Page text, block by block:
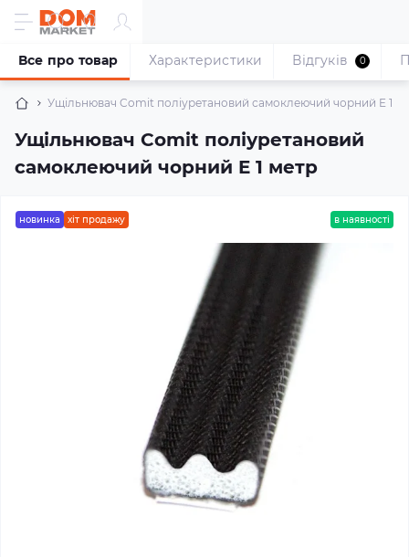
Ущільнювач Comit поліуретановий самоклеючий чорний E 1
Ущільнювач Comit поліуретановий
самоклеючий чорний E 1 метр
Все про товар Характеристики Відгуків 0
новинка хіт продажу в наявності